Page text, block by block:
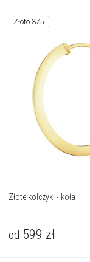
Złoto 375
Złote kolczyki - koła
od 599 zł